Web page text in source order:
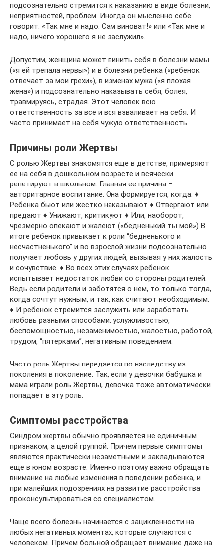
подсознательно стремится к наказанию в виде болезни,
неприятностей, проблем. Иногда он мысленно себе
говорит: «Так мне и надо. Сам виноват!» или «Так мне и
надо, ничего хорошего я не заслужил».
Допустим, женщина может винить себя в болезни мамы
(«я ей трепала нервы») и в болезни ребенка («ребенок
отвечает за мои грехи»), в изменах мужа («я плохая
жена») и подсознательно наказывать себя, болея,
травмируясь, страдая. Этот человек всю
ответственность за все и вся взваливает на себя. И
часто принимает на себя чужую ответственность.
Причины роли Жертвы
С ролью Жертвы знакомятся еще в детстве, примеряют
ее на себя в дошкольном возрасте и всячески
репетируют в школьном. Главная ее причина –
авторитарное воспитание. Она формируется, когда: ♦
Ребенка бьют или жестко наказывают ♦ Отвергают или
предают ♦ Унижают, критикуют ♦ Или, наоборот,
чрезмерно опекают и жалеют («бедненький ты мой») В
итоге ребенок привыкает к роли “бедненького и
несчастненького” и во взрослой жизни подсознательно
получает любовь у других людей, вызывая у них жалость
и сочувствие. ♦ Во всех этих случаях ребенок
испытывает недостаток любви со стороны родителей.
Ведь если родители и заботятся о нем, то только тогда,
когда сочтут нужным, и так, как считают необходимым.
♦ И ребенок стремится заслужить или заработать
любовь разными способами: услужливостью,
беспомощностью, незаменимостью, жалостью, работой,
трудом, “пятерками”, негативным поведением.
Часто роль Жертвы передается по наследству из
поколения в поколение. Так, если у девочки бабушка и
мама играли роль Жертвы, девочка тоже автоматически
попадает в эту роль.
Симптомы расстройства
Синдром жертвы обычно проявляется не единичным
признаком, а целой группой. Причем первые симптомы
являются практически незаметными и закладываются
еще в юном возрасте. Именно поэтому важно обращать
внимание на любые изменения в поведении ребенка, и
при малейших подозрениях на развитие расстройства
проконсультироваться со специалистом.
Чаще всего болезнь начинается с зацикленности на
любых негативных моментах, которые случаются с
человеком. Причем больной обращает внимание даже на